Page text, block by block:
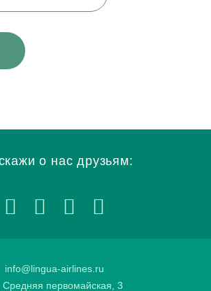
о нас друзьям:
info@lingua-airlines.ru
Средняя первомайская, 3